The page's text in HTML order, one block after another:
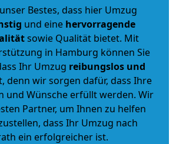
Bestes, dass hier Umzug
und eine hervorragende
sowie Qualität bietet. Mit
in Hamburg können Sie
Ihr Umzug reibungslos und
denn wir sorgen dafür, dass Ihre
und Wünsche erfüllt werden. Wir
Partner, um Ihnen zu helfen
dass Ihr Umzug nach
ein erfolgreicher ist.